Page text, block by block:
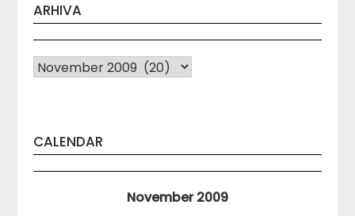
ARHIVA
Arhiva
CALENDAR
November 2009